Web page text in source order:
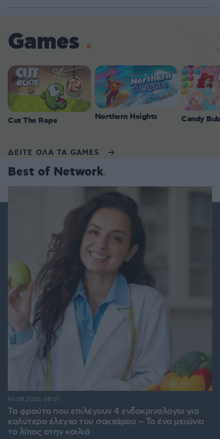
Games
Cut The Rope Northern Heights Candy
ΔΕΙΤΕ ΟΛΑ ΤΑ GAMES
Best of Network
Τα φρούτα που επιλέγουν 4 ενδοκρινολόγοι για
καλύτερο έλεγχο του σακχάρου – Το ένα μειώνει
το λίπος στην κοιλιά
06.08.2026, 08:01